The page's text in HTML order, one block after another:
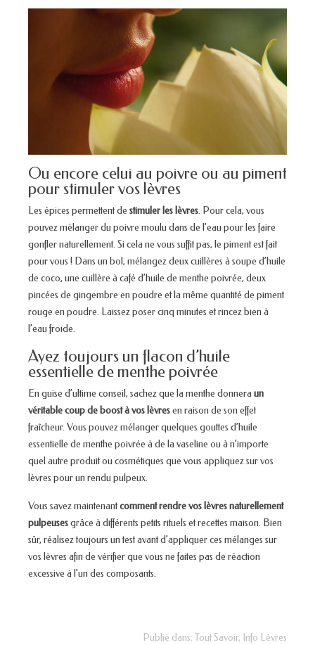
Ou encore celui au poivre ou au piment
pour stimuler vos lèvres
Les épices permettent de stimuler les lèvres. Pour cela, vous
pouvez mélanger du poivre moulu dans de l’eau pour les faire
gonfler naturellement. Si cela ne vous suffit pas, le piment est fait
pour vous ! Dans un bol, mélangez deux cuillères à soupe d’huile
de coco, une cuillère à café d’huile de menthe poivrée, deux
pincées de gingembre en poudre et la même quantité de piment
rouge en poudre. Laissez poser cinq minutes et rincez bien à
l’eau froide.
Ayez toujours un flacon d’huile
essentielle de menthe poivrée
En guise d’ultime conseil, sachez que la menthe donnera un
véritable coup de boost à vos lèvresen raison de son effet
fraîcheur. Vous pouvez mélanger quelques gouttes d’huile
essentielle de menthe poivrée à de la vaseline ou à n’importe
quel autre produit ou cosmétiques que vous appliquez sur vos
lèvres pour un rendu pulpeux.
Vous savez maintenantcomment rendre vos lèvres naturellement
pulpeusesgrâce à différents petits rituels et recettes maison. Bien
sûr, réalisez toujours un test avant d’appliquer ces mélanges sur
vos lèvres afin de vérifier que vous ne faites pas de réaction
excessive à l’un des composants.
Publié dans: Tout Savoir, Info Lèvres